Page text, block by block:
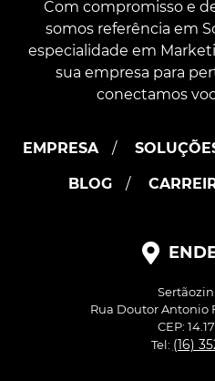
Com compromisso e
somos referência em
especialidade em
sua empresa para
conectamos
EMPRESA
BLOG
Rua Doutor Antonio
CEP:
Tel: (16)